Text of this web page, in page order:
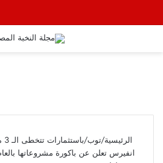
الرئيسية/توب/
انفيرس تعلن عن باكورة مشروعاتها